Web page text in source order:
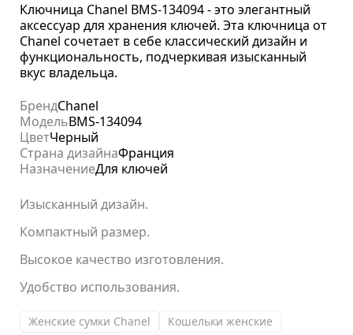
Ключница Chanel BMS-134094 - это элегантный
аксессуар для хранения ключей. Эта ключница от
Chanel сочетает в себе классический дизайн и
функциональность, подчеркивая изысканный
вкус владельца.
БрендChanel
МодельBMS-134094
ЦветЧерный
Страна дизайнаФранция
НазначениеДля ключей
Изысканный дизайн.
Компактный размер.
Высокое качество изготовления.
Удобство использования.
Женские сумки Chanel
Кошельки женские